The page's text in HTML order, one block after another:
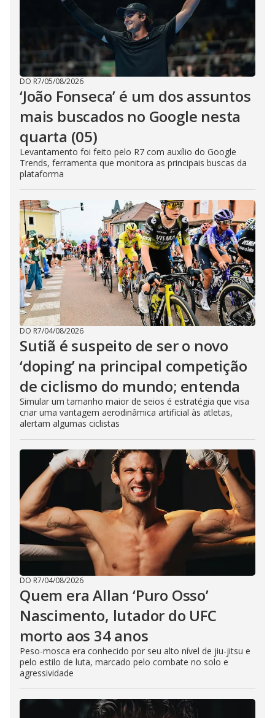
DO R7/05/08/2026
‘João Fonseca’ é um dos assuntos
mais buscados no Google nesta
quarta (05)
Levantamento foi feito pelo R7 com auxílio do Google
Trends, ferramenta que monitora as principais buscas da
plataforma
DO R7/04/08/2026
Sutiã é suspeito de ser o novo
‘doping’ na principal competição
de ciclismo do mundo; entenda
Simular um tamanho maior de seios é estratégia que visa
criar uma vantagem aerodinâmica artificial às atletas,
alertam algumas ciclistas
DO R7/04/08/2026
Quem era Allan ‘Puro Osso’
Nascimento, lutador do UFC
morto aos 34 anos
Peso-mosca era conhecido por seu alto nível de jiu-jitsu e
pelo estilo de luta, marcado pelo combate no solo e
agressividade